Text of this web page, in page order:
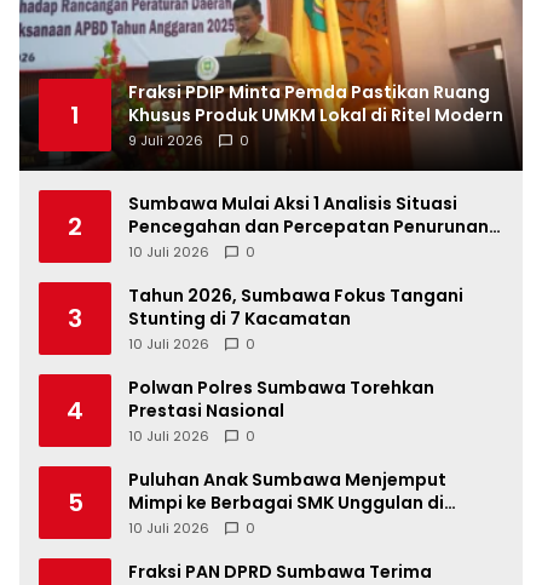
1
Fraksi PDIP Minta Pemda Pastikan Ruang
Khusus Produk UMKM Lokal di Ritel Modern
9 Juli 2026 0
2
Sumbawa Mulai Aksi 1 Analisis Situasi
Pencegahan dan Percepatan Penurunan
Stunting Tahun 2026
10 Juli 2026 0
3
Tahun 2026, Sumbawa Fokus Tangani
Stunting di 7 Kacamatan
10 Juli 2026 0
4
Polwan Polres Sumbawa Torehkan
Prestasi Nasional
10 Juli 2026 0
5
Puluhan Anak Sumbawa Menjemput
Mimpi ke Berbagai SMK Unggulan di
Indonesia
10 Juli 2026 0
Fraksi PAN DPRD Sumbawa Terima